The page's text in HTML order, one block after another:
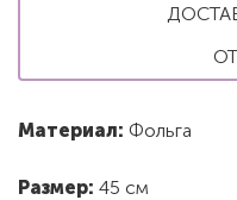
Материал: Фольга
Размер: 45 см